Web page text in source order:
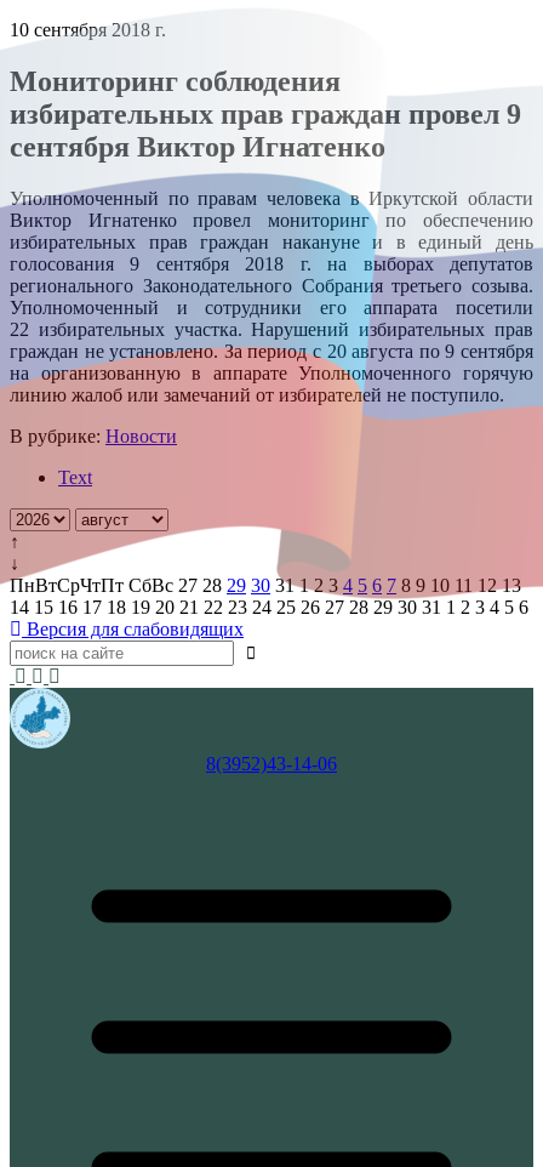
10 сентября 2018 г.
Мониторинг соблюдения
избирательных прав граждан провел 9
сентября Виктор Игнатенко
Уполномоченный по правам человека в Иркутской области
Виктор Игнатенко провел мониторинг по обеспечению
избирательных прав граждан накануне и в единый день
голосования 9 сентября 2018 г. на выборах депутатов
регионального Законодательного Собрания третьего созыва.
Уполномоченный и сотрудники его аппарата посетили
22 избирательных участка. Нарушений избирательных прав
граждан не установлено. За период с 20 августа по 9 сентября
на организованную в аппарате Уполномоченного горячую
линию жалоб или замечаний от избирателей не поступило.
В рубрике: Новости
Text
↑
↓
ПнВтСрЧтПт СбВс 27 28 29 30 31 1 2 3 4 5 6 7 8 9 10 11 12 13
14 15 16 17 18 19 20 21 22 23 24 25 26 27 28 29 30 31 1 2 3 4 5 6
Версия для слабовидящих
8(3952)43-14-06